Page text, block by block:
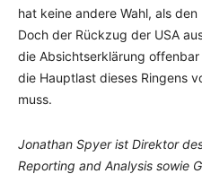
hat keine andere Wahl, als
Doch der Rückzug der USA
die Absichtserklärung
die Hauptlast dieses Ringens
muss.
Jonathan Spyer ist Direktor
Reporting and Analysis sowie